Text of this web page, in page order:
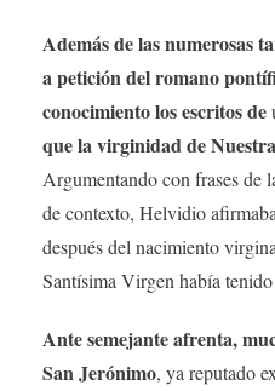
Además de las numerosas
a petición del romano
conocimiento los escritos de
que la virginidad de
Argumentando con frases de
de contexto, Helvidio
después del nacimiento
Santísima Virgen había
Ante semejante afrenta,
San Jerónimo, ya reputado